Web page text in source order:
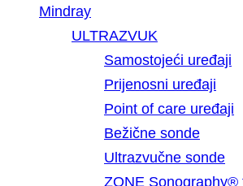
Mindray
ULTRAZVUK
Samostojeći uređaji
Prijenosni uređaji
Point of care uređaji
Bežične sonde
Ultrazvučne sonde
ZONE Sonography®